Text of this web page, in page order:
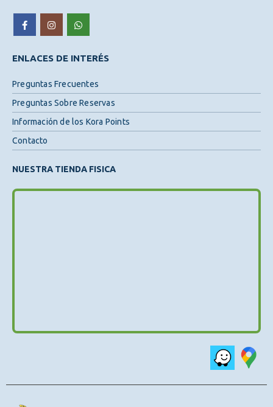
ENLACES DE INTERÉS
Preguntas Frecuentes
Preguntas Sobre Reservas
Información de los Kora Points
Contacto
NUESTRA TIENDA FISICA